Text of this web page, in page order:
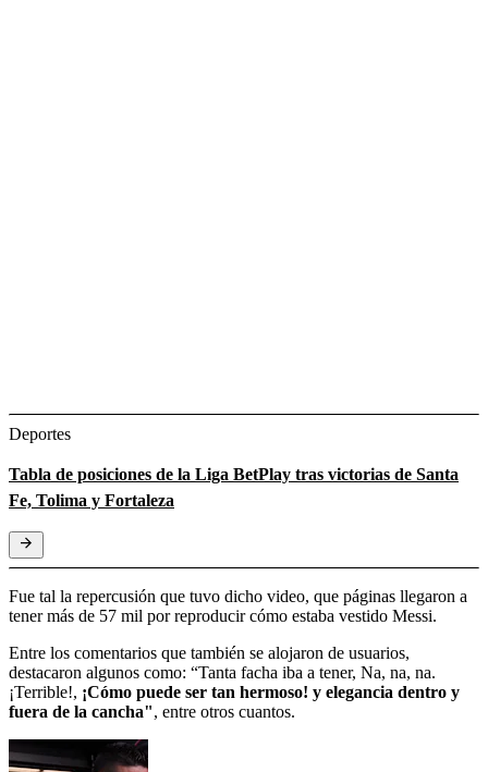
Deportes
Tabla de posiciones de la Liga BetPlay tras victorias de Santa
Fe, Tolima y Fortaleza
Fue tal la repercusión que tuvo dicho video, que páginas llegaron a
tener más de 57 mil por reproducir cómo estaba vestido Messi.
Entre los comentarios que también se alojaron de usuarios,
destacaron algunos como: “Tanta facha iba a tener, Na, na, na.
¡Terrible!, ¡Cómo puede ser tan hermoso! y elegancia dentro y
fuera de la cancha", entre otros cuantos.